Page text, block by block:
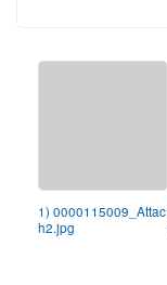
1) 0000115009_Attac
h2.jpg